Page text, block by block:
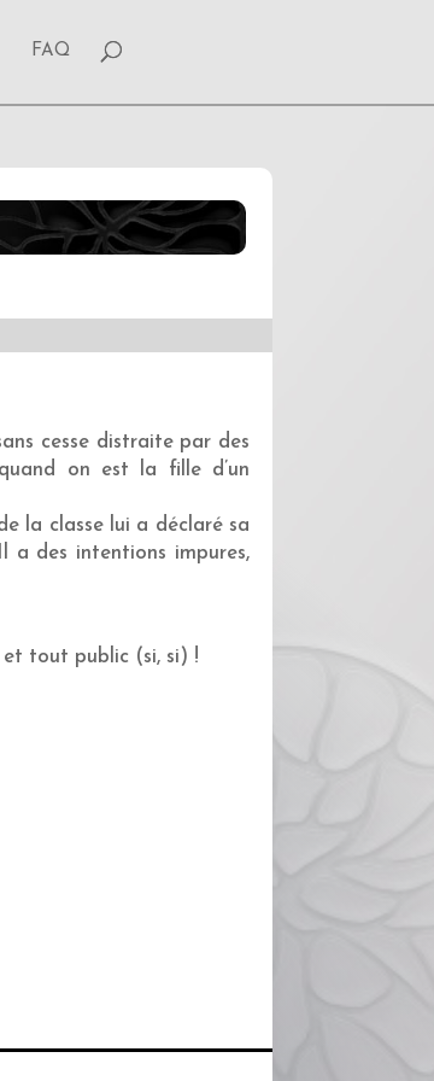
FAQ
cesse distraite par des
on est la fille d’un
la classe lui a déclaré sa
a des intentions impures,
tout public (si, si) !